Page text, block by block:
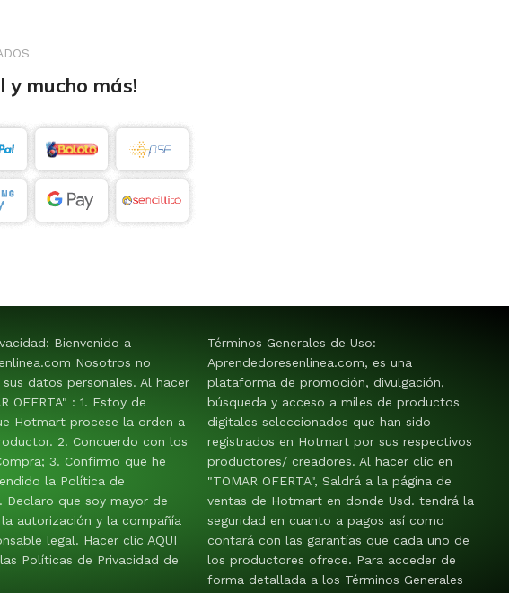
mucho más!
Bienvenido a
Nosotros no
datos personales. Al hacer
OFERTA" : 1. Estoy de
Hotmart procese la orden a
2. Concuerdo con los
3. Confirmo que he
la Política de
Declaro que soy mayor de
autorización y la compañía
legal. Hacer clic AQUI
Políticas de Privacidad de
Términos Generales de Uso:
Aprendedoresenlinea.com, es una
plataforma de promoción, divulgación,
búsqueda y acceso a miles de productos
digitales seleccionados que han sido
registrados en Hotmart por sus respectivos
productores/ creadores. Al hacer clic en
"TOMAR OFERTA", Saldrá a la página de
ventas de Hotmart en donde Usd. tendrá la
seguridad en cuanto a pagos así como
contará con las garantías que cada uno de
los productores ofrece. Para acceder de
forma detallada a los Términos Generales